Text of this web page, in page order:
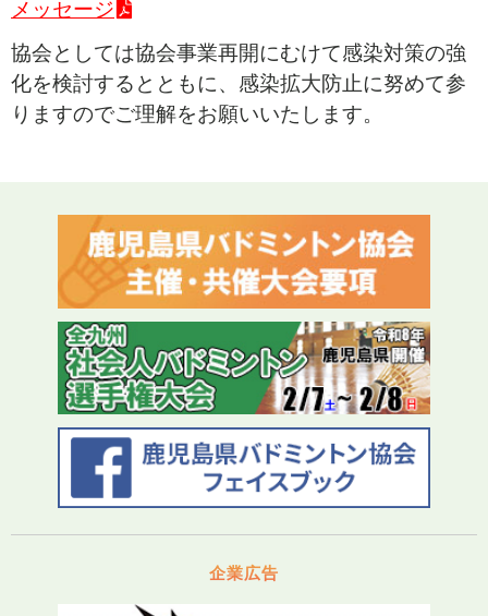
メッセージ
協会としては協会事業再開にむけて感染対策の強
化を検討するとともに、感染拡大防止に努めて参
りますのでご理解をお願いいたします。
企業広告